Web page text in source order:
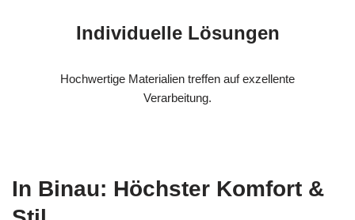
Individuelle Lösungen
Hochwertige Materialien treffen auf exzellente
Verarbeitung.
In Binau: Höchster Komfort &